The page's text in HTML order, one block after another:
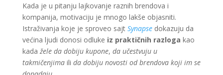
Kada je u pitanju lajkovanje raznih brendova i
kompanija, motivaciju je mnogo lakše objasniti.
Istraživanja koje je sproveo sajt Synapsedokazuju da
većina ljudi donosi odluke iz praktičnih razloga kao
kada žele da dobiju kupone, da učestvuju u
takmičenjima ili da dobiju novosti od brendova koji im se